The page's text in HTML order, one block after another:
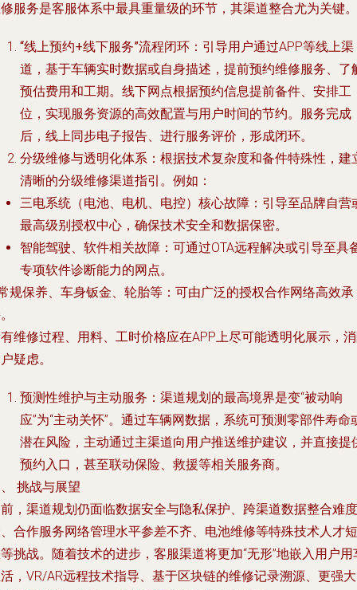
服务是客服体系中最具重量级的环节，其渠道整合尤为关键。
“线上预约+线下服务”流程闭环 ：引导用户通过APP等线上渠
道，基于车辆实时数据或自身描述，提前预约维修服务、了
预估费用和工期。线下网点根据预约信息提前备件、安排工
位，实现服务资源的高效配置与用户时间的节约。服务完成
后，线上同步电子报告、进行服务评价，形成闭环。
分级维修与透明化体系 ：根据技术复杂度和备件特殊性，建
清晰的分级维修渠道指引。例如：
三电系统（电池、电机、电控）核心故障 ：引导至品牌自营
最高级别授权中心，确保技术安全和数据保密。
智能驾驶、软件相关故障 ：可通过OTA远程解决或引导至具
专项软件诊断能力的网点。
规保养、车身钣金、轮胎等 ：可由广泛的授权合作网络高效承
维修过程、用料、工时价格应在APP上尽可能透明化展示，
疑虑。
预测性维护与主动服务 ：渠道规划的最高境界是变“被动响
应”为“主动关怀”。通过车辆网数据，系统可预测零部件寿命
潜在风险，主动通过主渠道向用户推送维护建议，并直接提
预约入口，甚至联动保险、救援等相关服务商。
挑战与展望
，渠道规划仍面临数据安全与隐私保护、跨渠道数据整合难度
合作服务网络管理水平参差不齐、电池维修等特殊技术人才短
挑战。随着技术的进步，客服渠道将更加“无形”地嵌入用户用
，VR/AR远程技术指导、基于区块链的维修记录溯源、更强